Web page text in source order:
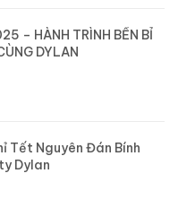
– HÀNH TRÌNH BỀN BỈ
DYLAN
Tết Nguyên Đán Bính
Dylan